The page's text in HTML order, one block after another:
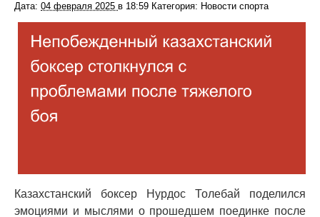
Дата: 04 февраля 2025 в 18:59 Категория: Новости спорта
Казахстанский боксер Нурдос Толебай поделился
эмоциями и мыслями о прошедшем поединке после